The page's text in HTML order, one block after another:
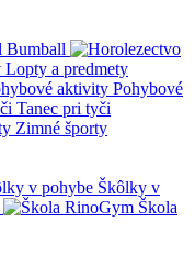
Bumball
Lopty a predmety
Pohybové
Tanec pri tyči
Zimné športy
Škôlky v
Škola